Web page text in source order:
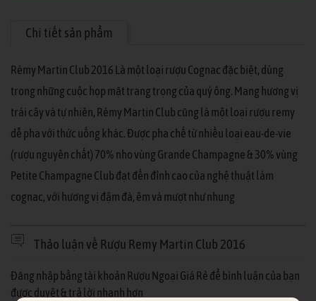
Chi tiết sản phẩm
Rémy Martin Club 2016 Là một loại rượu Cognac đặc biệt, dùng
trong những cuộc họp mặt trang trọng của quý ông. Mang hương vị
trái cây và tự nhiên, Rémy Martin Club cũng là một loại rượu remy
dễ pha với thức uống khác. Được pha chế từ nhiều loại eau-de-vie
(rượu nguyên chất) 70% nho vùng Grande Champagne & 30% vùng
Petite Champagne Club đạt đến đỉnh cao của nghệ thuật làm
cognac, với hương vị đậm đà, êm và mượt như nhung
Thảo luận về Rượu Remy Martin Club 2016
Đăng nhập bằng tài khoản Rượu Ngoại Giá Rẻ để bình luận của bạn
được duyệt & trả lời nhanh hơn